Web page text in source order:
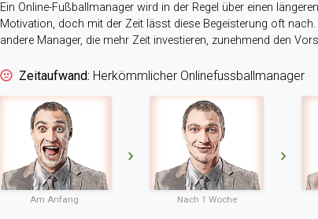
Ein Online-Fußballmanager wird in der Regel über einen
Motivation, doch mit der Zeit lässt diese Begeisterung oft
andere Manager, die mehr Zeit investieren, zunehmend den
Zeitaufwand: Herkömmlicher Onlinefussballmanager
Am Anfang Nach 1 Woche